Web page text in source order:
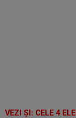
VEZI ȘI: CELE 4